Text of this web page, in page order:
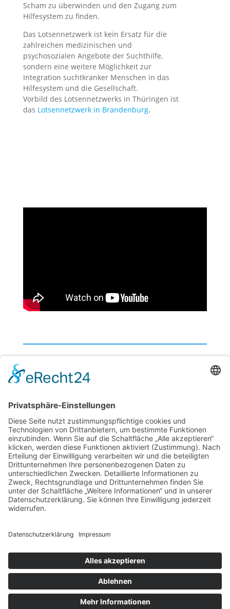
Scham zu überwinden und den Zugang zum
Hilfesystem zu finden.
Das Lotsennetzwerk ist kein Ersatz für die
zahlreichen medizinischen und
psychosozialen Angebote der Suchthilfe,
sondern eine weitere Möglichkeit zur
Integration suchtkranker Menschen in das
Hilfesystem und die Gesellschaft.
Vorbild des Lotsennetzwerks in Thüringen ist
das Lotsennetzwerk in Brandenburg.
Webdesign & SEO schneider.media
Cookie-Einstellungen
Sitemap
Förderer / Partner
Anfahrt
© Lotsennetzwerk ≡Webdesign & SEO